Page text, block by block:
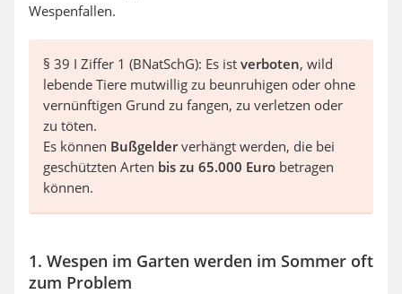
Wespenfallen.
§ 39 I Ziffer 1 (BNatSchG): Es ist verboten, wild
lebende Tiere mutwillig zu beunruhigen oder ohne
vernünftigen Grund zu fangen, zu verletzen oder
zu töten.
Es können Bußgelderverhängt werden, die bei
geschützten Arten bis zu 65.000 Euro betragen
können.
1. Wespen im Garten werden im Sommer oft
zum Problem